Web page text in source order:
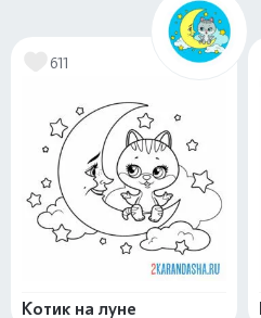
611
Котик на луне